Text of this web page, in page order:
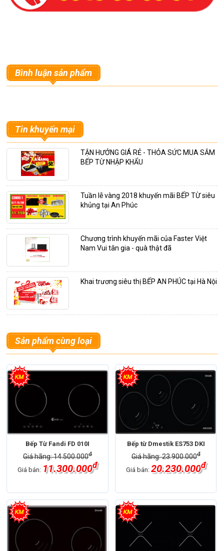
Bình luận sản phẩm
Tin khuyến mại
TẬN HƯỞNG GIÁ RẺ - THỎA SỨC MUA SẮM
BẾP TỪ NHẬP KHẨU
Tuần lễ vàng 2018 khuyến mãi BẾP TỪ siêu
khủng tại An Phúc
Chương trình khuyến mãi của Faster Việt
Nam Vui tân gia - quà thật đã
Khai trương siêu thị BẾP AN PHÚC tại Hà Nội
Sản phẩm cùng loại
Bếp Từ Fandi FD 010I
Giá hãng: 14.500.000đ
Giá bán: 11.300.000đ
Bếp từ Dmestik ES753 DKI
Giá hãng: 23.900.000đ
Giá bán: 20.230.000đ